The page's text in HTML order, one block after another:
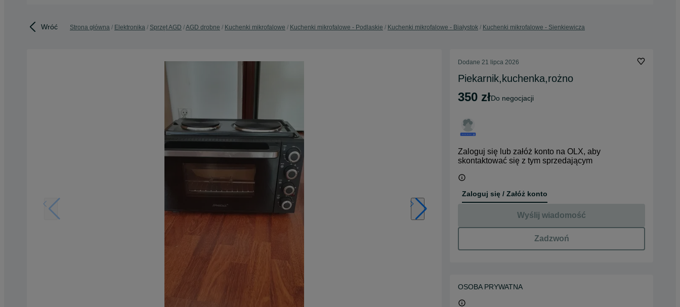
Wróć Strona główna Elektronika Sprzęt AGD AGD drobne Kuchenki mikrofalowe Kuchenki mikrofalowe - Podlaskie Kuchenki mikrofalowe - Białystok Kuchenki mikrofalowe - Sienkiewicza
Dodane 21 lipca 2026
Piekarnik,kuchenka,rożno
350 zł do negocjacji
Zaloguj się lub załóż konto na OLX, aby
skontaktować się z tym sprzedającym
Zaloguj się / Załóż konto
Wyślij wiadomość
Zadzwoń
OSOBA PRYWATNA